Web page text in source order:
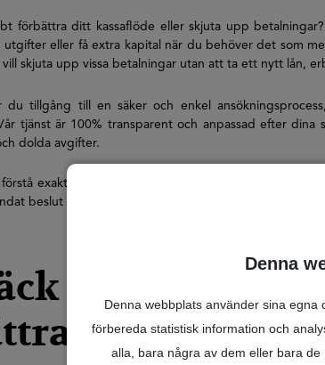
Denna
Denna webbplats använder sina
förbereda statistisk information och
alla, bara några av dem eller bara
förbättra ditt kassaflöde eller skjuta upp
utgifter eller få extra kapital när du behöver det som
vill skjuta upp vissa betalningar utan att ta ett nytt lån,
du tillgång till en säker och enkel
tjänst är 100% transparent och anpassad efter
dolda avgifter.
exakt hur hopbakslånet fungerar, vilka krav
beslut för din ekonomi.
hur
din